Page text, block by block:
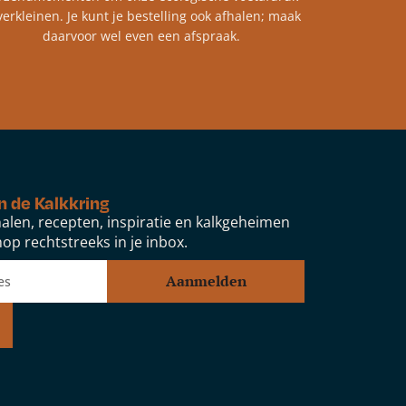
Je kunt je bestelling ook afhalen; maak
daarvoor wel even een afspraak.
de Kalkkring
recepten, inspiratie en kalkgeheimen
rechtstreeks in je inbox.
Aanmelden